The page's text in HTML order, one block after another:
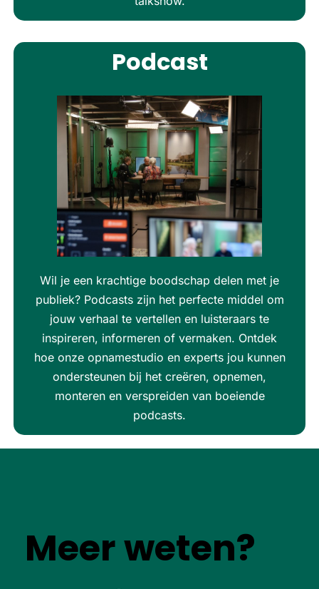
Podcast
Wil je een krachtige boodschap delen met je
publiek? Podcasts zijn het perfecte middel om
jouw verhaal te vertellen en luisteraars te
inspireren, informeren of vermaken. Ontdek
hoe onze opnamestudio en experts jou kunnen
ondersteunen bij het creëren, opnemen,
monteren en verspreiden van boeiende
podcasts.
Meer weten?